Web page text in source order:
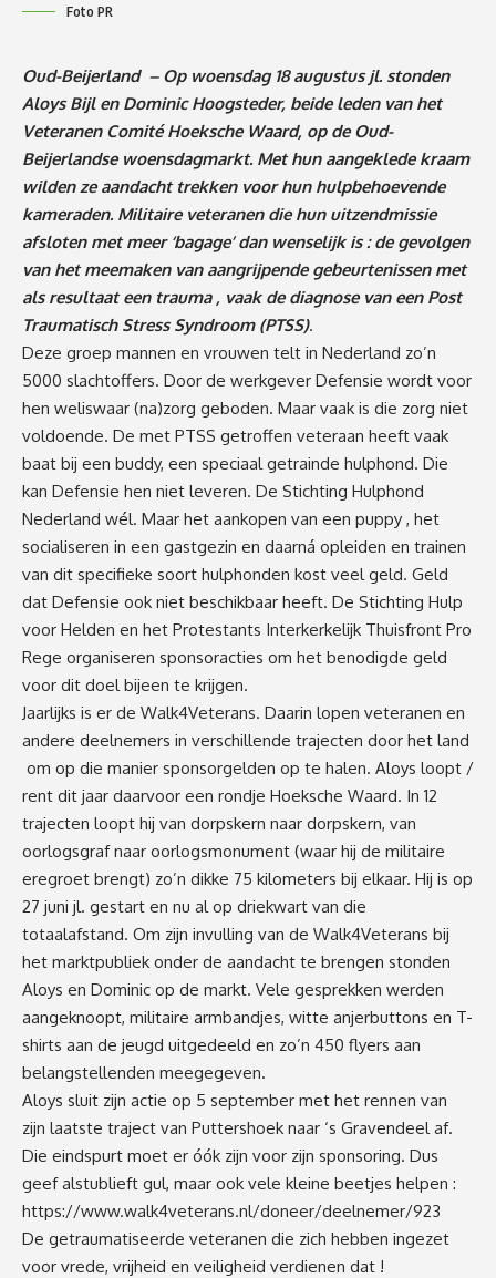
Foto PR
Oud-Beijerland – Op woensdag 18 augustus jl. stonden
Aloys Bijl en Dominic Hoogsteder, beide leden van het
Veteranen Comité Hoeksche Waard, op de Oud-
Beijerlandse woensdagmarkt. Met hun aangeklede kraam
wilden ze aandacht trekken voor hun hulpbehoevende
kameraden. Militaire veteranen die hun uitzendmissie
afsloten met meer ‘bagage’ dan wenselijk is : de gevolgen
van het meemaken van aangrijpende gebeurtenissen met
als resultaat een trauma , vaak de diagnose van een Post
Traumatisch Stress Syndroom (PTSS).
Deze groep mannen en vrouwen telt in Nederland zo’n
5000 slachtoffers. Door de werkgever Defensie wordt voor
hen weliswaar (na)zorg geboden. Maar vaak is die zorg niet
voldoende. De met PTSS getroffen veteraan heeft vaak
baat bij een buddy, een speciaal getrainde hulphond. Die
kan Defensie hen niet leveren. De Stichting Hulphond
Nederland wél. Maar het aankopen van een puppy , het
socialiseren in een gastgezin en daarná opleiden en trainen
van dit specifieke soort hulphonden kost veel geld. Geld
dat Defensie ook niet beschikbaar heeft. De Stichting Hulp
voor Helden en het Protestants Interkerkelijk Thuisfront Pro
Rege organiseren sponsoracties om het benodigde geld
voor dit doel bijeen te krijgen.
Jaarlijks is er de Walk4Veterans. Daarin lopen veteranen en
andere deelnemers in verschillende trajecten door het land
om op die manier sponsorgelden op te halen. Aloys loopt /
rent dit jaar daarvoor een rondje Hoeksche Waard. In 12
trajecten loopt hij van dorpskern naar dorpskern, van
oorlogsgraf naar oorlogsmonument (waar hij de militaire
eregroet brengt) zo’n dikke 75 kilometers bij elkaar. Hij is op
27 juni jl. gestart en nu al op driekwart van die
totaalafstand. Om zijn invulling van de Walk4Veterans bij
het marktpubliek onder de aandacht te brengen stonden
Aloys en Dominic op de markt. Vele gesprekken werden
aangeknoopt, militaire armbandjes, witte anjerbuttons en T-
shirts aan de jeugd uitgedeeld en zo’n 450 flyers aan
belangstellenden meegegeven.
Aloys sluit zijn actie op 5 september met het rennen van
zijn laatste traject van Puttershoek naar ‘s Gravendeel af.
Die eindspurt moet er óók zijn voor zijn sponsoring. Dus
geef alstublieft gul, maar ook vele kleine beetjes helpen :
https://www.walk4veterans.nl/doneer/deelnemer/923
De getraumatiseerde veteranen die zich hebben ingezet
voor vrede, vrijheid en veiligheid verdienen dat !